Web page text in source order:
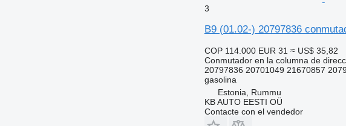
3
B9 (01.02-) 20797836
COP 114.000 EUR 31 ≈ US$ 35,82
Conmutador en la columna de
20797836 20701049 21670857
gasolina
Estonia, Rummu
KB AUTO EESTI OÜ
Contacte con el vendedor